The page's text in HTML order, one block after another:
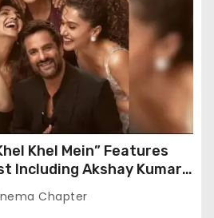
Khel Mein” Features
Including Akshay Kumar,
Khan, and More
Chapter